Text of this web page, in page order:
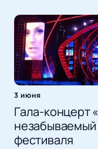
3 июня
Гала-концерт
фестиваля